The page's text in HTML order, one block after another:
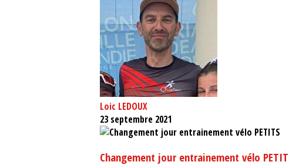
Loic LEDOUX
23 septembre 2021
Changement jour entrainement vélo